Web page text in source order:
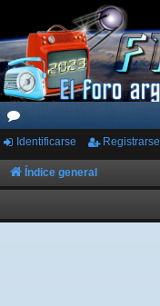
or
os
Identificarse Registrarse
Índice general